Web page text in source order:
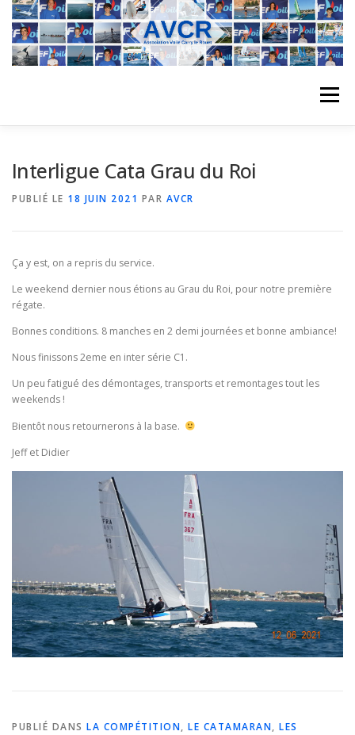
Aller
contenu
Menu
PLANNING DES COURS REVUES DE PRESSE
Interligue Cata Grau du Roi
PUBLIÉ LE 18 JUIN 2021 PAR AVCR
Ça y est, on a repris du service.
Le weekend dernier nous étions au Grau du Roi, pour notre première
régate.
Bonnes conditions. 8 manches en 2 demi journées et bonne ambiance!
Nous finissons 2eme en inter série C1.
Un peu fatigué des démontages, transports et remontages tout les
weekends !
Bientôt nous retournerons à la base.
Jeff et Didier
PUBLIÉ DANS LA COMPÉTITION, LE CATAMARAN, LES